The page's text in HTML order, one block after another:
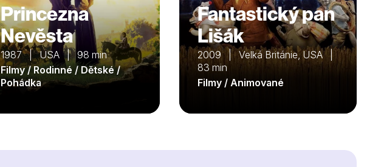
Princezna
Nevěsta
1987 | USA | 98 min
Filmy / Rodinné / Dětské /
Pohádka
Fantastický pan
Lišák
2009 | Velká Británie, USA |
83 min
Filmy / Animované